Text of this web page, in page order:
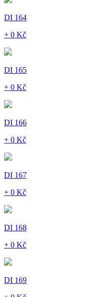
DI 164
+ 0 Kč
DI 165
+ 0 Kč
DI 166
+ 0 Kč
DI 167
+ 0 Kč
DI 168
+ 0 Kč
DI 169